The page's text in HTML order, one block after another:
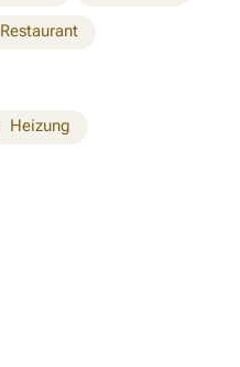
Restaurant
Heizung